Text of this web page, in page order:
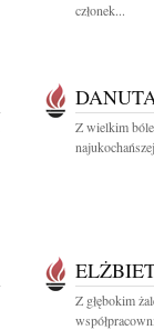
członek...
Z wielkim
Z głębokim